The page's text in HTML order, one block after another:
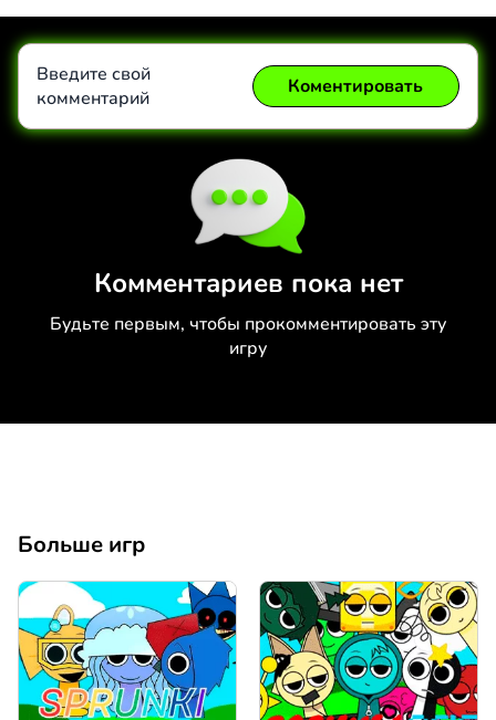
Комментариев пока нет
Будьте первым, чтобы прокомментировать эту
игру
Введите свой
комментарий
Коментировать
Коментировать
Больше игр